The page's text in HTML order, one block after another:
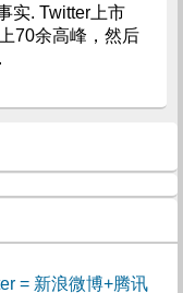
实. Twitter上市
70余高峰，然后
= 新浪微博+腾讯